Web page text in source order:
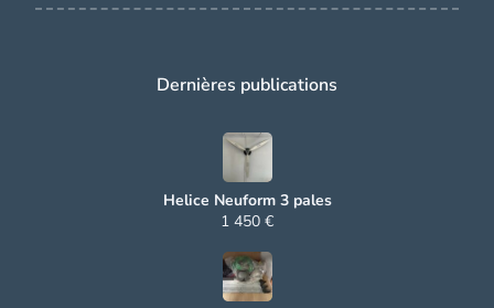
Dernières publications
Helice Neuform 3 pales
1 450 €